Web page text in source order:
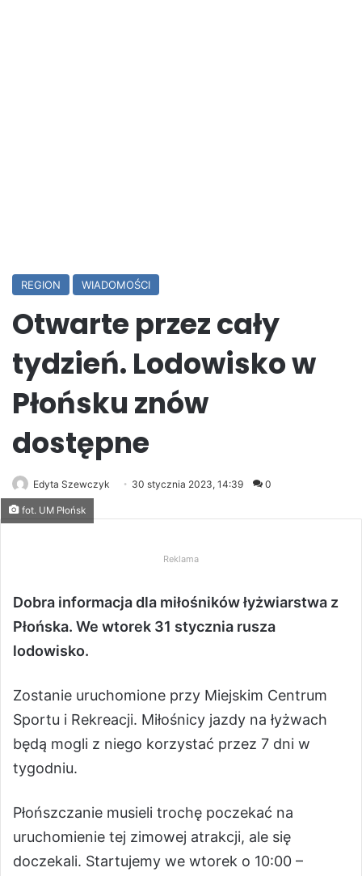
REGION WIADOMOŚCI
Otwarte przez cały
tydzień. Lodowisko w
Płońsku znów
dostępne
Edyta Szewczyk 30 stycznia 2023, 14:39 0
fot. UM Płońsk
Reklama
Dobra informacja dla miłośników łyżwiarstwa z
Płońska. We wtorek 31 stycznia rusza
lodowisko.
Zostanie uruchomione przy Miejskim Centrum
Sportu i Rekreacji. Miłośnicy jazdy na łyżwach
będą mogli z niego korzystać przez 7 dni w
tygodniu.
Płońszczanie musieli trochę poczekać na
uruchomienie tej zimowej atrakcji, ale się
doczekali. Startujemy we wtorek o 10:00 –